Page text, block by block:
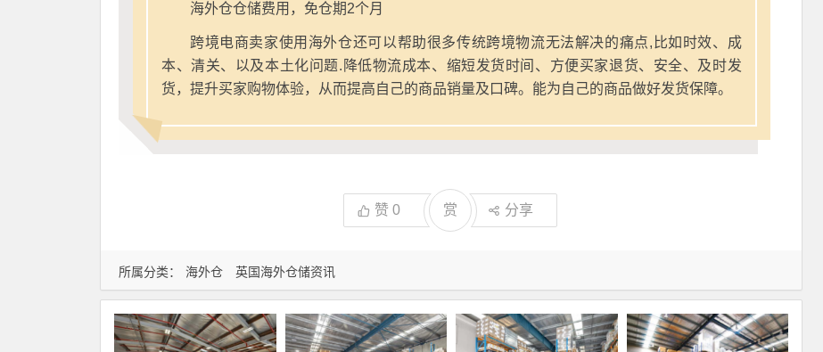
所属分类： 海外仓 英国海外仓储资讯
海外仓仓储费用，免仓期2个月
跨境电商卖家使用海外仓还可以帮助很多传统跨境物流无法解决的痛点,比如时效、成
本、清关、以及本土化问题.降低物流成本、缩短发货时间、方便买家退货、安全、及时发
货，提升买家购物体验，从而提高自己的商品销量及口碑。能为自己的商品做好发货保障。
赞 0 赏 分享